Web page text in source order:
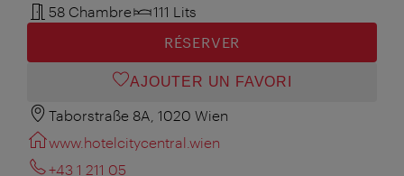
58 Chambre
111 Lits
RÉSERVER
AJOUTER UN FAVORI
Taborstraße 8A, 1020 Wien
www.hotelcitycentral.wien
+43 1 211 05